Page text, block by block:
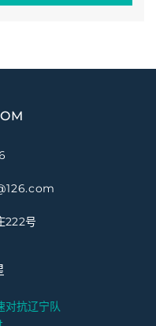
222号
对抗辽宁队